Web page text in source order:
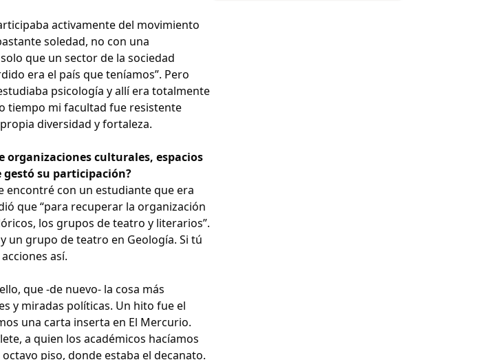
activamente del movimiento
soledad, no con una
que un sector de la sociedad
era el país que teníamos”. Pero
psicología y allí era totalmente
tiempo mi facultad fue resistente
diversidad y fortaleza.
organizaciones culturales, espacios
gestó su participación?
encontré con un estudiante que era
que “para recuperar la organización
los grupos de teatro y literarios”.
un grupo de teatro en Geología. Si tú
así.
que -de nuevo- la cosa más
y miradas políticas. Un hito fue el
una carta inserta en El Mercurio.
a quien los académicos hacíamos
piso, donde estaba el decanato.